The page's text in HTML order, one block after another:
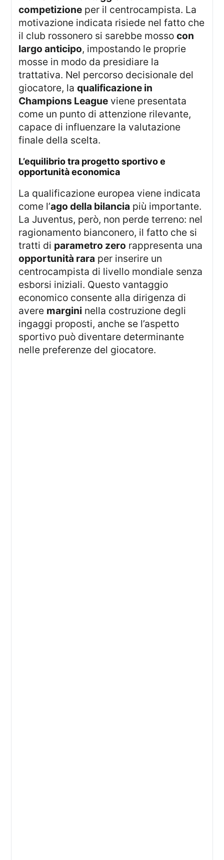
competizione per il centrocampista. La
motivazione indicata risiede nel fatto che
il club rossonero si sarebbe mossocon
largo anticipo, impostando le proprie
mosse in modo da presidiare la
trattativa. Nel percorso decisionale del
giocatore, laqualificazione in
Champions League viene presentata
come un punto di attenzione rilevante,
capace di influenzare la valutazione
finale della scelta.
l’equilibrio tra progetto sportivo e
opportunità economica
La qualificazione europea viene indicata
come l’ago della bilancia più importante.
La Juventus, però, non perde terreno: nel
ragionamento bianconero, il fatto che si
tratti di parametro zero rappresenta una
opportunità rara per inserire un
centrocampista di livello mondiale senza
esborsi iniziali. Questo vantaggio
economico consente alla dirigenza di
avere margini nella costruzione degli
ingaggi proposti, anche se l’aspetto
sportivo può diventare determinante
nelle preferenze del giocatore.